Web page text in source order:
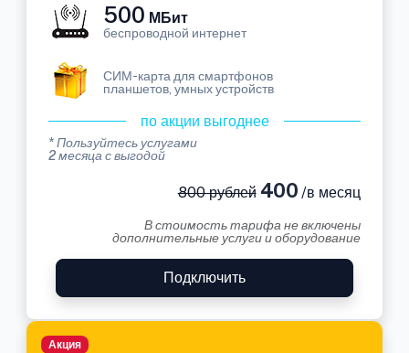
500 МБит
беспроводной интернет
СИМ-карта для смартфонов
планшетов, умных устройств
по акции выгоднее
* Пользуйтесь услугами
2 месяца с выгодой
800 рублей400 /в месяц
В стоимость тарифа не включены
дополнительные услуги и оборудование
Подключить
Акция